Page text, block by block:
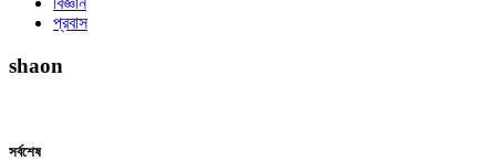
প্রবাস
shaon
সর্বশেষ